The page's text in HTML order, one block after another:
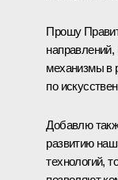
Прошу
механизмы в
по
Добавлю
развитию
технологий,